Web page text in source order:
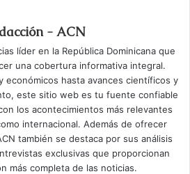
- ACN
líder en la República Dominicana que
una cobertura informativa integral.
económicos hasta avances científicos y
este sitio web es tu fuente confiable
los acontecimientos más relevantes
internacional. Además de ofrecer
también se destaca por sus análisis
exclusivas que proporcionan
más completa de las noticias.